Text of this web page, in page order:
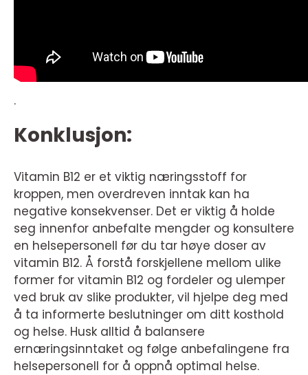
.
Konklusjon:
Vitamin B12 er et viktig næringsstoff for
kroppen, men overdreven inntak kan ha
negative konsekvenser. Det er viktig å holde
seg innenfor anbefalte mengder og konsultere
en helsepersonell før du tar høye doser av
vitamin B12. Å forstå forskjellene mellom ulike
former for vitamin B12 og fordeler og ulemper
ved bruk av slike produkter, vil hjelpe deg med
å ta informerte beslutninger om ditt kosthold
og helse. Husk alltid å balansere
ernæringsinntaket og følge anbefalingene fra
helsepersonell for å oppnå optimal helse.